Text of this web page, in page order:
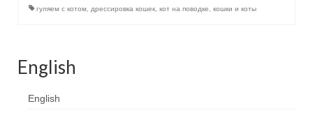
PMC processing
FAQ
гуляем с котом дрессировка кошек кот на поводке кошки и коты
English
English